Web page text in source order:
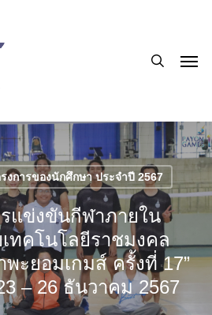
งการของนักศึกษา ประจำปี 2567
แข่งขันกีฬาภายใน
ทคโนโลยีราชมงคล
ะยอมเกมส์ ครั้งที่ 17”
– 26 ธันวาคม 2567